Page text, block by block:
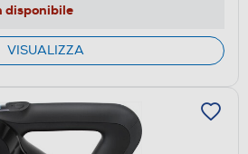
disponibile
VISUALIZZA